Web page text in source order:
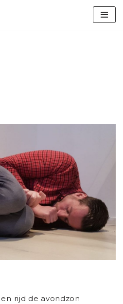
rijd de avondzon